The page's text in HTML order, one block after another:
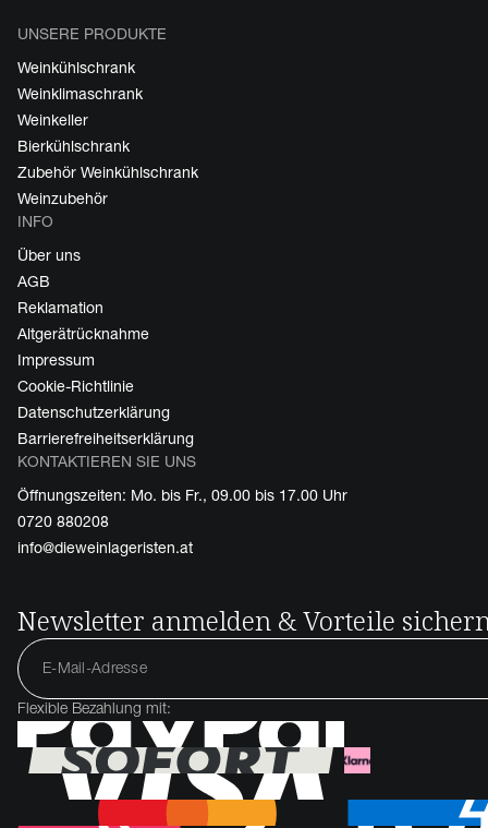
UNSERE PRODUKTE
Weinkühlschrank
Weinklimaschrank
Weinkeller
Bierkühlschrank
Zubehör Weinkühlschrank
Weinzubehör
INFO
Über uns
AGB
Reklamation
Altgerätrücknahme
Impressum
Cookie-Richtlinie
Datenschutzerklärung
Barrierefreiheitserklärung
KONTAKTIEREN SIE UNS
Öffnungszeiten: Mo. bis Fr., 09.00 bis 17.00 Uhr
0720 880208
info@dieweinlageristen.at
Newsletter anmelden & Vorteile
Flexible Bezahlung mit: